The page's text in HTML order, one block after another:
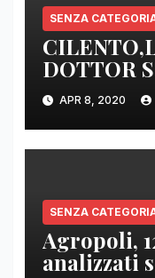
SENZA
DOTTOR
DI BASE
E SENZA
APR 8, 2020
SENZA
Agropoli,
analizzati